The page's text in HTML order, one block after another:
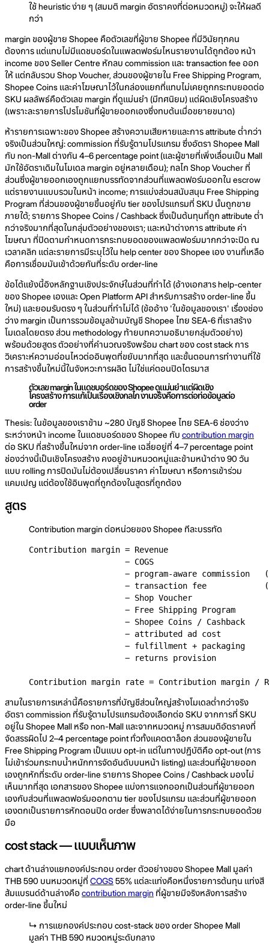
ใช้ heuristic ง่าย ๆ (สมมติ margin อัตราคงที่ต่อหมวดหมู่) จะให้ผลดี
กว่า
margin ของผู้ขาย Shopee คือตัวเลขที่ผู้ขาย Shopee ที่มีวินัยทุกคน
ต้องการ แต่แทบไม่มีแดชบอร์ดในแพลตฟอร์มไหนรายงานได้ถูกต้อง หน้า
income ของ Seller Centre หักลบ commission และ transaction fee ออก
ให้ แต่กลับรวบ Shop Voucher, ส่วนของผู้ขายใน Free Shipping Program,
Shopee Coins และค่าโฆษณาไว้ในกล่องแยกที่แทบไม่เคยถูกกระทบยอดต่อ
SKU ผลลัพธ์คือตัวเลข margin ที่ดูแม่นยำ (มีทศนิยม) แต่ผิดเชิงโครงสร้าง
(เพราะละรายการโปรโมชันที่ผู้ขายออกเองซึ่งทบต้นเมื่อขยายขนาด)
ห้ารายการเฉพาะของ Shopee สร้างความเสียหายและการ attribute ต่ำกว่า
จริงเป็นส่วนใหญ่: commission ที่รับรู้ตามโปรแกรม ซึ่งอัตรา Shopee Mall
กับ non-Mall ต่างกัน 4–6 percentage point (และผู้ขายที่เพิ่งเลื่อนเป็น Mall
มักใช้อัตราเดิมในโมเดล margin อยู่หลายเดือน); กลไก Shop Voucher ที่
ส่วนซึ่งผู้ขายออกเองถูกแยกบรรทัดจากส่วนที่แพลตฟอร์มออกใน escrow
แต่รายงานแบบรวมในหน้า income; การแบ่งส่วนสนับสนุน Free Shipping
Program ที่ส่วนของผู้ขายขึ้นอยู่กับ tier ของโปรแกรมที่ SKU นั้นถูกขาย
ภายใต้; รายการ Shopee Coins / Cashback ซึ่งเป็นต้นทุนที่ถูก attribute ต่ำ
กว่าจริงมากที่สุดในกลุ่มตัวอย่างของเรา; และหน้าต่างการ attribute ค่า
โฆษณา ที่ปิดตามกำหนดการกระทบยอดของแพลตฟอร์มมากกว่าจะปิด ณ
เวลาคลิก แต่ละรายการมีระบุไว้ใน help center ของ Shopee เอง งานที่เหลือ
คือการเชื่อมมันเข้าด้วยกันที่ระดับ order-line
ข้อโต้แย้งนี้อิงหลักฐานเชิงประจักษ์ในส่วนที่ทำได้ (อ้างเอกสาร help-center
ของ Shopee เองและ Open Platform API สำหรับการสร้าง order-line ขึ้น
ใหม่) และยอมรับตรง ๆ ในส่วนที่ทำไม่ได้ (ข้ออ้าง 'ในข้อมูลของเรา' เรื่องช่อง
ว่าง margin เป็นการรวมข้อมูลข้ามบัญชี Shopee ไทย SEA-6 ที่เราสร้าง
โมเดลโดยตรง ส่วน methodology ท้ายบทความอธิบายกลุ่มตัวอย่าง)
พร้อมด้วยสูตร ตัวอย่างที่คำนวณจริงพร้อม chart ของ cost stack การ
วิเคราะห์ความอ่อนไหวต่ออินพุตที่ขยับมากที่สุด และขั้นตอนการทำงานที่ใช้
การสร้างขึ้นใหม่นี้ในจังหวะการผลิต ไม่ใช่แค่ตอนปิดไตรมาส
ตัวเลข margin ในแดชบอร์ดของ Shopee ดูแม่นยำแต่ผิดเชิง
โครงสร้าง การแก้เป็นเรื่องเชิงกลไก งานจริงคือการต่อท่อข้อมูลต่อ
order
Thesis: ในข้อมูลของเราข้าม ~280 บัญชี Shopee ไทย SEA-6 ช่องว่าง
ระหว่างหน้า income ในแดชบอร์ดของ Shopee กับ contribution margin
ต่อ SKU ที่สร้างขึ้นใหม่จาก order-line เฉลี่ยอยู่ที่ 4–7 percentage point
ช่องว่างนี้เป็นเชิงโครงสร้าง คงอยู่ข้ามหมวดหมู่และข้ามหน้าต่าง 90 วัน
แบบ rolling การปิดมันไม่ต้องเปลี่ยนราคา ค่าโฆษณา หรือการเข้าร่วม
แคมเปญ แต่ต้องใช้อินพุตที่ถูกต้องในสูตรที่ถูกต้อง
สูตร
Contribution margin ต่อหน่วยของ Shopee ทีละบรรทัด
Contribution margin = Revenue
                    − COGS
− program-aware commission
− transaction fee
− Shop Voucher
− Free Shipping Program
− Shopee Coins / Cashback
                    − attributed ad cost
                    − fulfillment + packaging
                    − returns provision
Contribution margin rate = Contribution margin /
สามในรายการเหล่านี้คือรายการที่บัญชีส่วนใหญ่สร้างโมเดลต่ำกว่าจริง
อัตรา commission ที่รับรู้ตามโปรแกรมต้องเลือกต่อ SKU จากการที่ SKU
อยู่ใน Shopee Mall หรือ non-Mall และจากหมวดหมู่ การสมมติอัตราคงที่
จัดสรรผิดไป 2–4 percentage point ทั่วทั้งแคตตาล็อก ส่วนของผู้ขายใน
Free Shipping Program เป็นแบบ opt-in แต่ในทางปฏิบัติคือ opt-out (การ
ไม่เข้าร่วมกระทบน้ำหนักการจัดอันดับบนหน้า listing) และส่วนที่ผู้ขายออก
เองถูกหักที่ระดับ order-line รายการ Shopee Coins / Cashback มองไม่
เห็นมากที่สุด เอกสารของ Shopee แบ่งการแจกออกเป็นส่วนที่ผู้ขายออก
เองกับส่วนที่แพลตฟอร์มออกตาม tier ของโปรแกรม และส่วนที่ผู้ขายออก
เองตกเป็นรายการหักตอนปิด order ซึ่งพลาดได้ง่ายในการกระทบยอดด้วย
มือ
cost stack — แบบเห็นภาพ
chart ด้านล่างแยกองค์ประกอบ order ตัวอย่างของ Shopee Mall มูลค่า
THB 590 บนหมวดหมู่ที่ COGS55% แต่ละแท่งคือหนึ่งรายการต้นทุน แท่งสี
ส้มแบรนด์ด้านล่างคือ contribution margin ที่ผู้ขายมีจริงหลังการสร้าง
order-line ขึ้นใหม่
↳ การแยกองค์ประกอบ cost-stack ของ order Shopee Mall
มูลค่า THB 590 หมวดหมู่ระดับกลาง